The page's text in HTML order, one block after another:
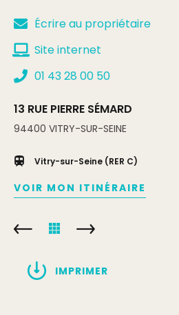
Écrire au propriétaire
Site internet
01 43 28 00 50
13 RUE PIERRE SÉMARD
94400 VITRY-SUR-SEINE
Vitry-sur-Seine (RER C)
VOIR MON ITINÉRAIRE
IMPRIMER